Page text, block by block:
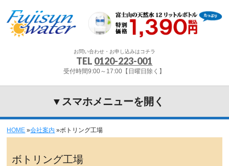
お問い合わせ・お申し込みはコチラ
TEL 0120-223-001
受付時間9:00～17:00【日曜日除く】
▼スマホメニューを開く
HOME »会社案内 »ボトリング工場
ボトリング工場